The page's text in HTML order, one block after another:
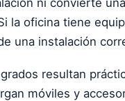
ni convierte
la oficina tiene
una instalación
resultan
móviles y